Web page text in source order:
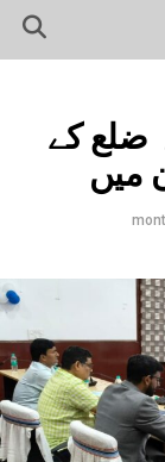
ضلع کے